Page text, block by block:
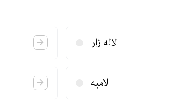
لاله زار
لامبه